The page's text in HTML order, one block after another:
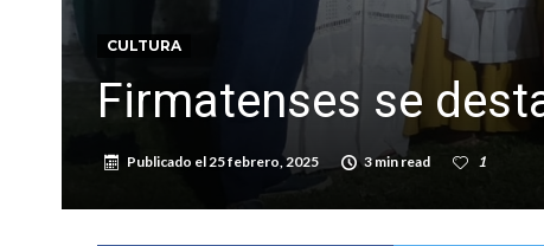
CULTURA
Firmatenses se
Publicado el25 febrero, 2025 3 min read 1